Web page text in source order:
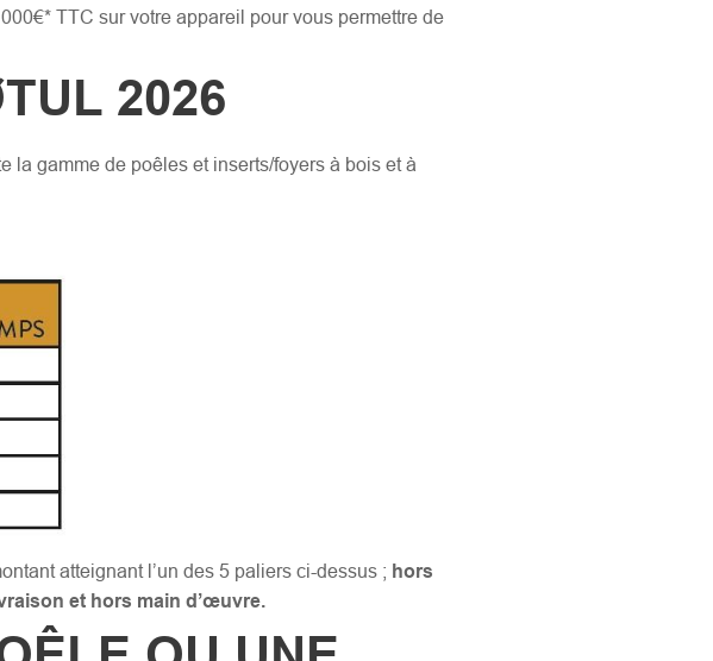
TTC sur votre appareil pour vous permettre de
2026
la gamme de poêles et inserts/foyers à bois et à
atteignant l’un des 5 paliers ci-dessus ; hors
et hors main d’œuvre.